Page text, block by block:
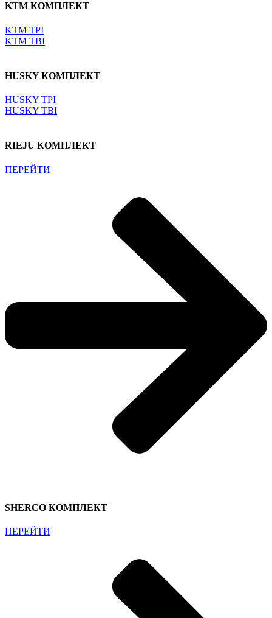
KTM КОМПЛЕКТ
KTM TPI
KTM TBI
HUSKY КОМПЛЕКТ
HUSKY TPI
HUSKY TBI
RIEJU КОМПЛЕКТ
ПЕРЕЙТИ
SHERCO КОМПЛЕКТ
ПЕРЕЙТИ